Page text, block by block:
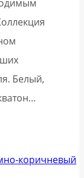
Белый,